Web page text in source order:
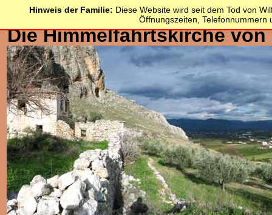
Hinweis der Familie: Diese Website wird seit dem Tod von
Öffnungszeiten, Telefonnummern
Die Himmelfahrtskirche von